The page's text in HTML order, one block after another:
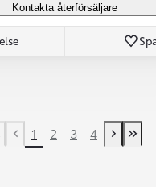
Kontakta återförsäljare
Page
Previous page
1 2 3 4
NextLast